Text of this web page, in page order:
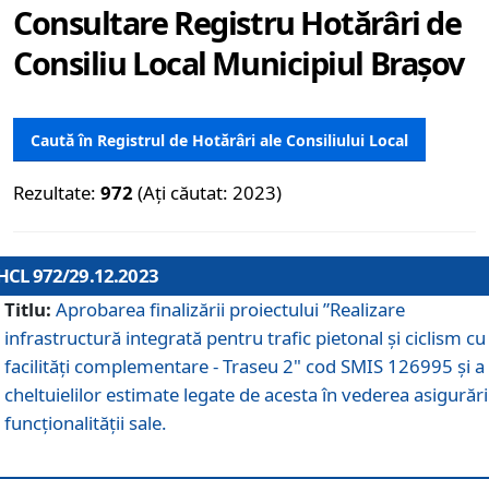
Consultare Registru Hotărâri de
Consiliu Local Municipiul Brașov
Caută în Registrul de Hotărâri ale Consiliului Local
Rezultate: 972 (Ați căutat: 2023)
972/29.12.2023
Titlu: Aprobarea finalizării proiectului ”Realizare
infrastructură integrată pentru trafic pietonal și ciclism cu
facilități complementare - Traseu 2" cod SMIS 126995 și a
cheltuielilor estimate legate de acesta în vederea
funcționalității sale.